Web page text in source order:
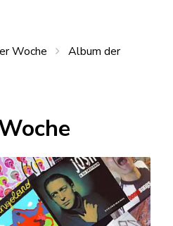
Woche
Album der